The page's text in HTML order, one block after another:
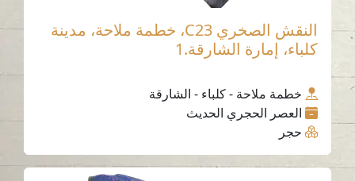
النقش الصخري C23، خطمة ملاحة، مدينة
كلباء، إمارة الشارقة.1
خطمة ملاحة - كلباء - الشارقة
العصر الحجري الحديث
حجر